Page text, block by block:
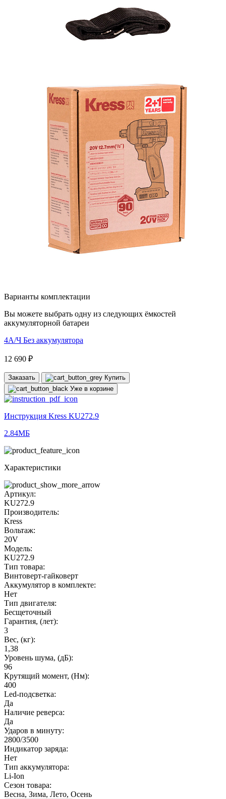
Варианты комплектации
Вы можете выбрать одну из следующих ёмкостей
аккумуляторной батареи
4А/Ч Без аккумулятора
12 690 ₽
Заказать
Купить
Уже в корзине
Инструкция Kress KU272.9
2.84МБ
Характеристики
Артикул:
KU272.9
Производитель:
Kress
Вольтаж:
20V
Модель:
KU272.9
Тип товара:
Винтоверт-гайковерт
Аккумулятор в комплекте:
Нет
Тип двигателя:
Бесщеточный
Гарантия, (лет):
3
Вес, (кг):
1,38
Уровень шума, (дБ):
96
Крутящий момент, (Нм):
400
Led-подсветка:
Да
Наличие реверса:
Да
Ударов в минуту:
2800/3500
Индикатор заряда:
Нет
Тип аккумулятора:
Li-Ion
Сезон товара:
Весна, Зима, Лето, Осень